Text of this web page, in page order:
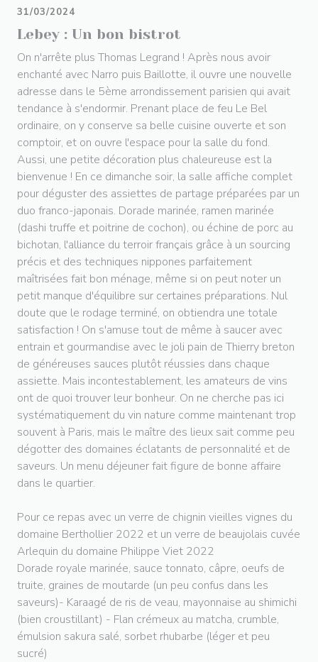
Lebey : Un bon bistrot
31/03/2024
On n'arrête plus Thomas Legrand ! Après nous avoir
enchanté avec Narro puis Baillotte, il ouvre une nouvelle
adresse dans le 5ème arrondissement parisien qui avait
tendance à s'endormir. Prenant place de feu Le Bel
ordinaire, on y conserve sa belle cuisine ouverte et son
comptoir, et on ouvre l'espace pour la salle du fond.
Aussi, une petite décoration plus chaleureuse est la
bienvenue ! En ce dimanche soir, la salle affiche complet
pour déguster des assiettes de partage préparées par un
duo franco-japonais. Dorade marinée, ramen marinée
(dashi truffe et poitrine de cochon), ou échine de porc au
bichotan, l'alliance du terroir français grâce à un sourcing
précis et des techniques nippones parfaitement
maîtrisées fait bon ménage, même si on peut noter un
petit manque d'équilibre sur certaines préparations. Nul
doute que le rodage terminé, on obtiendra une totale
satisfaction ! On s'amuse tout de même à saucer avec
entrain et gourmandise avec le joli pain de Thierry breton
de généreuses sauces plutôt réussies dans chaque
assiette. Mais incontestablement, les amateurs de vins
ont de quoi trouver leur bonheur. On ne cherche pas ici
systématiquement du vin nature comme maintenant trop
souvent à Paris, mais le maître des lieux sait comme peu
dégotter des domaines éclatants de personnalité et de
saveurs. Un menu déjeuner fait figure de bonne affaire
dans le quartier.
Pour ce repas avec un verre de chignin vieilles vignes du
domaine Berthollier 2022 et un verre de beaujolais cuvée
Arlequin du domaine Philippe Viet 2022
Dorade royale marinée, sauce tonnato, câpre, oeufs de
truite, graines de moutarde (un peu confus dans les
saveurs)- Karaagé de ris de veau, mayonnaise au shimichi
(bien croustillant) - Flan crémeux au matcha, crumble,
émulsion sakura salé, sorbet rhubarbe (léger et peu
sucré)